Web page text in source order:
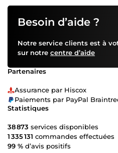
Besoin d’aide ?
Notre service clients est à
sur notre centre d’aide
Partenaires
Assurance par Hiscox
Paiements par PayPal
Statistiques
38 873 services disponibles
1 335 131 commandes effectuées
99 % d’avis positifs